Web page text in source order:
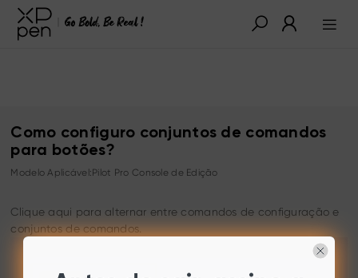
Como configuro conjuntos de comandos
para botões?
Modelo Aplicável:Pilot Pro Console de Edição
Clique aqui para alternar entre comandos de configuração e
conjuntos de comandos.